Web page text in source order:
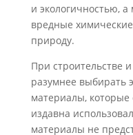
и экологичностью, а
вредные
природу.
При строительстве
разумнее выбирать
материалы, которые
издавна
материалы не